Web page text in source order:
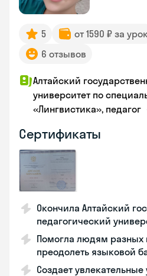
5 от 1590 ₽ за
6 отзывов
Алтайский
университет по
«Лингвистика», педагог
Сертификаты
Окончила Алтайский
педагогический
Помогла людям разных
преодолеть языковой
Создает